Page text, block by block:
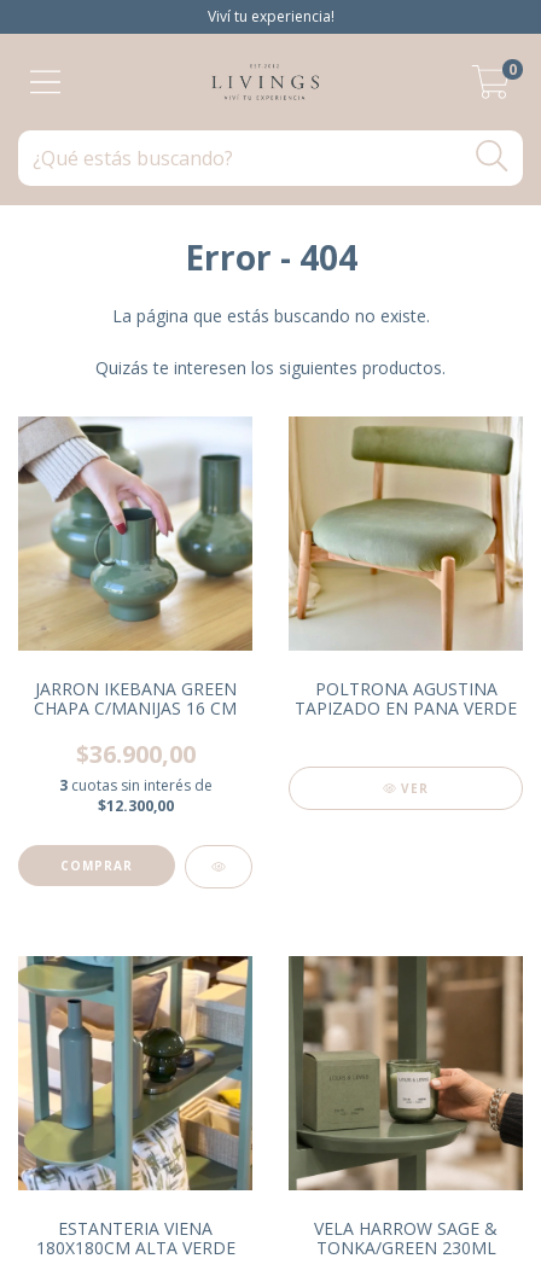
Viví tu experiencia!
0
Error - 404
La página que estás buscando no existe.
Quizás te interesen los siguientes productos.
JARRON IKEBANA GREEN
CHAPA C/MANIJAS 16 CM
$36.900,00
3 cuotas sin interés de
$12.300,00
POLTRONA AGUSTINA
TAPIZADO EN PANA VERDE
VER
ESTANTERIA VIENA
180X180CM ALTA VERDE
VELA HARROW SAGE &
TONKA/GREEN 230ML